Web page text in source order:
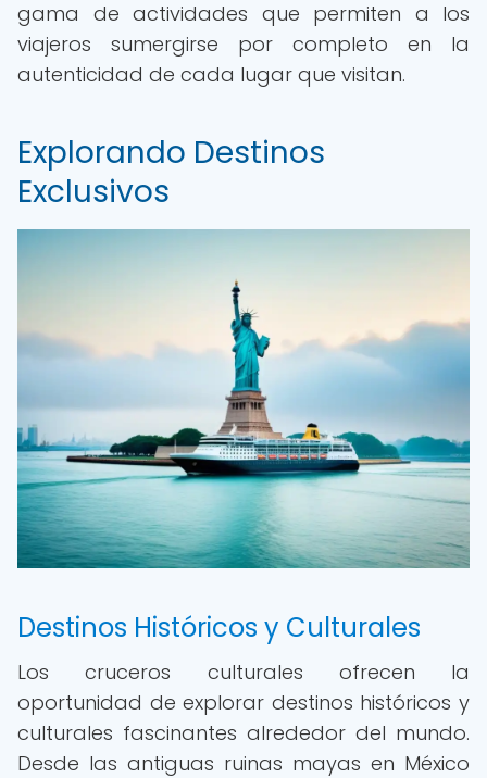
gama de actividades que permiten a los
viajeros sumergirse por completo en la
autenticidad de cada lugar que visitan.
Explorando Destinos
Exclusivos
Destinos Históricos y Culturales
Los cruceros culturales ofrecen la
oportunidad de explorar destinos históricos y
culturales fascinantes alrededor del mundo.
Desde las antiguas ruinas mayas en México